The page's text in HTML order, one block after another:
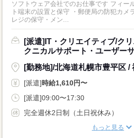
ソフトウェア会社でのお仕事です フィー
ト端末の設置と保守 ・郵便局の防犯カメ
レジの保守・メン...
[派遣]IT・クリエイティブ/ク
クニカルサポート・ユーザー
[勤務地]/北海道札幌市豊平区 /
[派遣]時給1,610円〜
[派遣]09:00〜17:30
完全週休2日制（土日祝休み）
もっと見る